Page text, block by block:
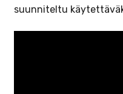
suunniteltu